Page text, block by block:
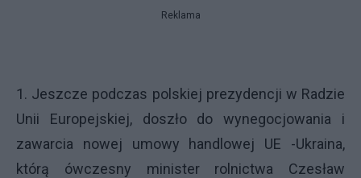
Reklama
1. Jeszcze podczas polskiej prezydencji w Radzie
Unii Europejskiej, doszło do wynegocjowania i
zawarcia nowej umowy handlowej UE -Ukraina,
którą ówczesny minister rolnictwa Czesław